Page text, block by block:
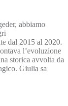
abbiamo
dal 2015 al 2020.
l’evoluzione
storica avvolta da
Giulia sa